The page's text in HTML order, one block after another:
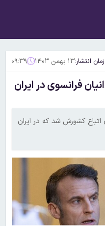
زمان انتشار:۱۳ بهمن ۱۴۰۳ ۰۹:۳۹
فرانسوی در ایران
اتباع کشورش شد که در ایران